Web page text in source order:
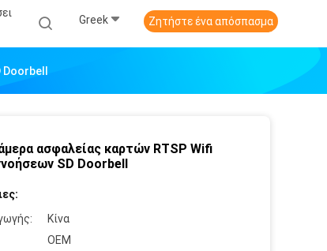
Greek Ζητήστε ένα απόσπασμα
ασφαλείας καρτών RTSP Wifi
SD Doorbell
Κίνα
OEM